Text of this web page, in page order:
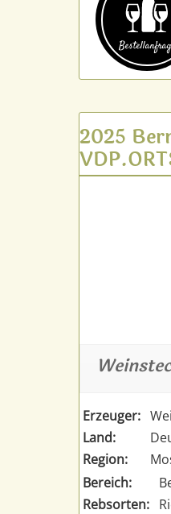
2025
Erzeuger:
Land:
Region:
Bereich:
Rebsorten: